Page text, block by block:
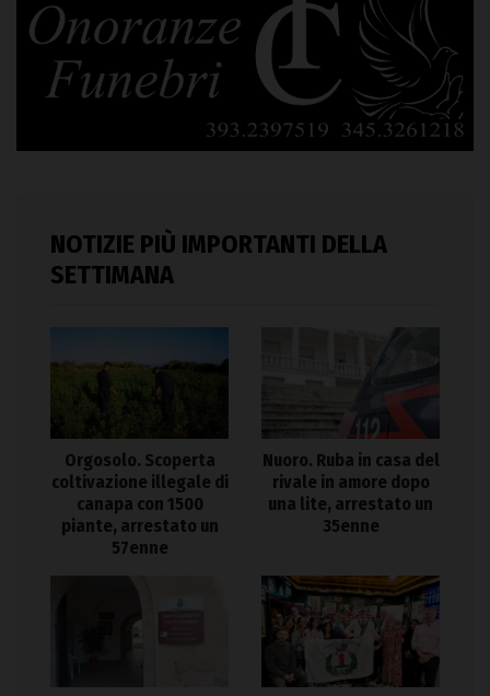
NOTIZIE PIÙ IMPORTANTI DELLA
SETTIMANA
Orgosolo. Scoperta
coltivazione illegale di
canapa con 1500
piante, arrestato un
57enne
Nuoro. Ruba in casa del
rivale in amore dopo
una lite, arrestato un
35enne